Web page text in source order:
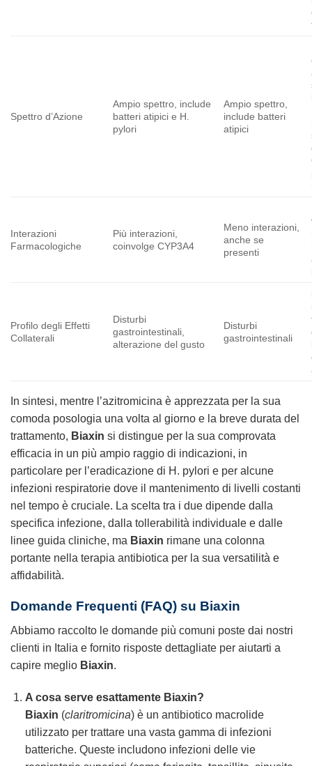
Spettro d’Azione
Ampio spettro, include
batteri atipici e H.
pylori
Ampio spettro,
include batteri
atipici
Interazioni
Farmacologiche
Più interazioni,
coinvolge CYP3A4
Meno interazioni,
anche se
presenti
Profilo degli Effetti
Collaterali
Disturbi
gastrointestinali,
alterazione del gusto
Disturbi
gastrointestinali
In sintesi, mentre l’azitromicina è apprezzata per la sua
comoda posologia una volta al giorno e la breve durata del
trattamento, Biaxin si distingue per la sua comprovata
efficacia in un più ampio raggio di indicazioni, in
particolare per l’eradicazione di H. pylori e per alcune
infezioni respiratorie dove il mantenimento di livelli costanti
nel tempo è cruciale. La scelta tra i due dipende dalla
specifica infezione, dalla tollerabilità individuale e dalle
linee guida cliniche, ma Biaxin rimane una colonna
portante nella terapia antibiotica per la sua versatilità e
affidabilità.
Domande Frequenti (FAQ) su Biaxin
Abbiamo raccolto le domande più comuni poste dai nostri
clienti in Italia e fornito risposte dettagliate per aiutarti a
capire meglio Biaxin.
A cosa serve esattamente Biaxin?
Biaxin (claritromicina) è un antibiotico macrolide
utilizzato per trattare una vasta gamma di infezioni
batteriche. Queste includono infezioni delle vie